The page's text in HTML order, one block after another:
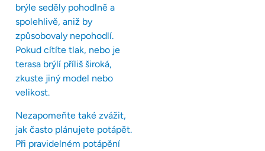
brýle seděly pohodlně a
spolehlivě, aniž by
způsobovaly nepohodlí.
Pokud cítíte tlak, nebo je
terasa brýlí příliš široká,
zkuste jiný model nebo
velikost.
Nezapomeňte také zvážit,
jak často plánujete potápět.
Při pravidelném potápění